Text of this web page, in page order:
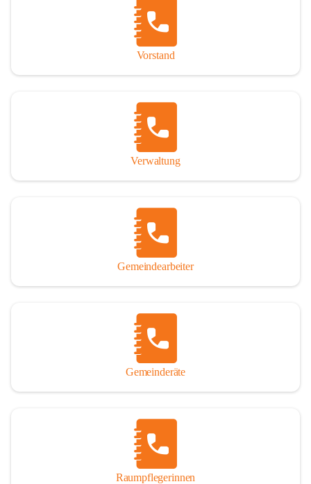
Vorstand
Verwaltung
Gemeindearbeiter
Gemeinderäte
Raumpflegerinnen